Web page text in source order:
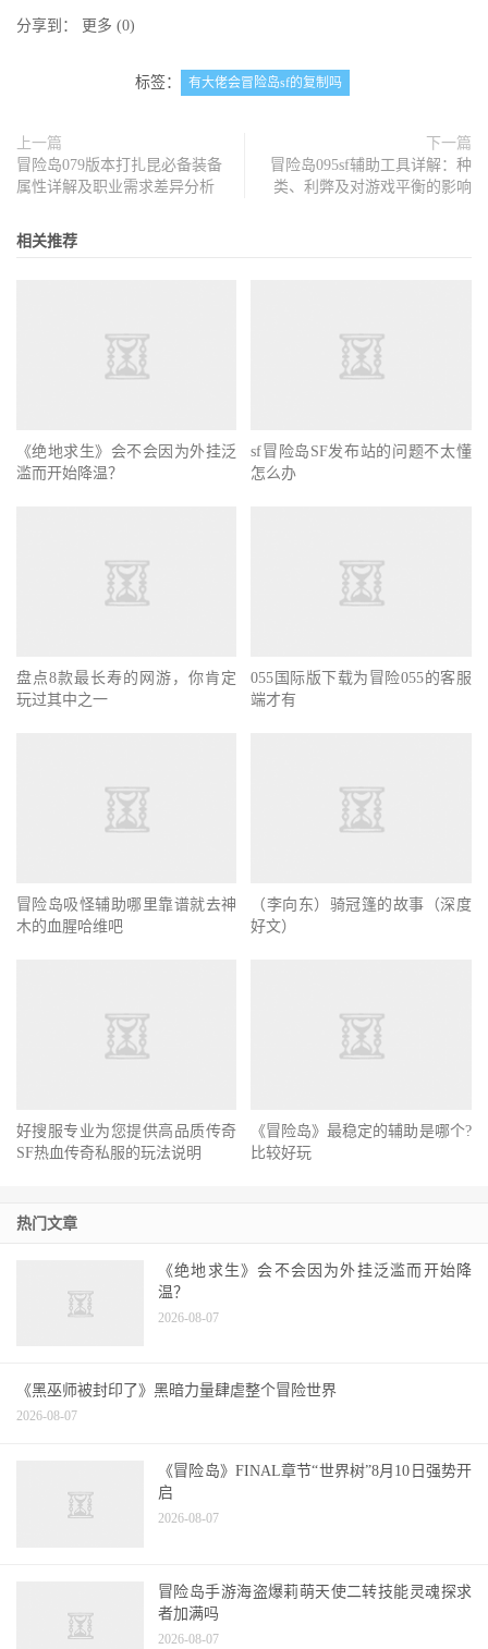
分享到： 更多 (0)
标签： 有大佬会冒险岛sf的复制吗
上一篇
冒险岛079版本打扎昆必备装备
属性详解及职业需求差异分析
下一篇
冒险岛095sf辅助工具详解：种
类、利弊及对游戏平衡的影响
相关推荐
《绝地求生》会不会因为外挂泛
滥而开始降温？
sf冒险岛SF发布站的问题不太懂
怎么办
盘点8款最长寿的网游，你肯定
玩过其中之一
055国际版下载为冒险055的客服
端才有
冒险岛吸怪辅助哪里靠谱就去神
木的血腥哈维吧
（李向东）骑冠篷的故事（深度
好文）
好搜服专业为您提供高品质传奇
SF热血传奇私服的玩法说明
《冒险岛》最稳定的辅助是哪个?
比较好玩
热门文章
《绝地求生》会不会因为外挂泛滥而开始降
温？
2026-08-07
《黑巫师被封印了》黑暗力量肆虐整个冒险世界
2026-08-07
《冒险岛》FINAL章节“世界树”8月10日强势开
启
2026-08-07
冒险岛手游海盗爆莉萌天使二转技能灵魂探求
者加满吗
2026-08-07